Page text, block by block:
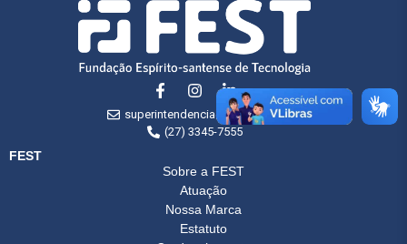
superintendencia@fest.org.br
(27) 3345-7555
FEST
Sobre a FEST
Atuação
Nossa Marca
Estatuto